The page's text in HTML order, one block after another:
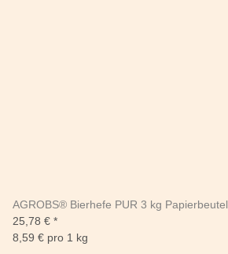
AGROBS® Bierhefe PUR 3 kg Papierbeutel
25,78 € *
8,59 € pro 1 kg